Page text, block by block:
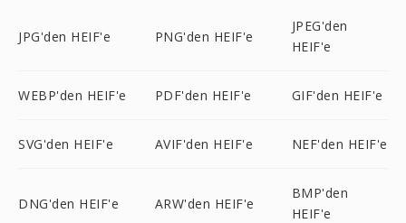
JPG'den HEIF'e PNG'den HEIF'e
JPEG'den
HEIF'e
WEBP'den HEIF'e PDF'den HEIF'e GIF'den HEIF'e
SVG'den HEIF'e AVIF'den HEIF'e NEF'den HEIF'e
DNG'den HEIF'e ARW'den HEIF'e
BMP'den
HEIF'e